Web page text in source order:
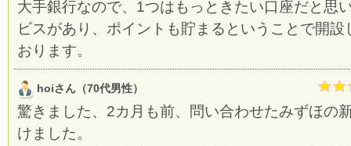
大手銀行なので、1つはもっときたい口座だと思
ビスがあり、ポイントも貯まるということで開
おります。
hoiさん（70代男性）
驚きました、2カ月も前、問い合わせたみずほの
けました。